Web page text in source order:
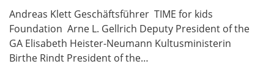
Andreas Klett Geschäftsführer TIME for kids
Foundation Arne L. Gellrich Deputy President of the
GA Elisabeth Heister-Neumann Kultusministerin
Birthe Rindt President of the…